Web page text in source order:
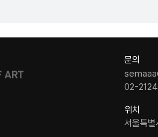
문의
02-
위치
서울특별